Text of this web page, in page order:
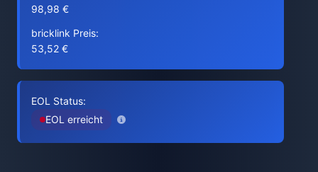
98,98 €
bricklink Preis:
53,52 €
EOL Status:
EOL erreicht